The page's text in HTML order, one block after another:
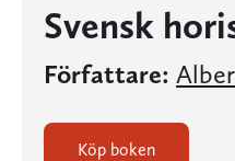
Svensk
Författare:
Köp boken